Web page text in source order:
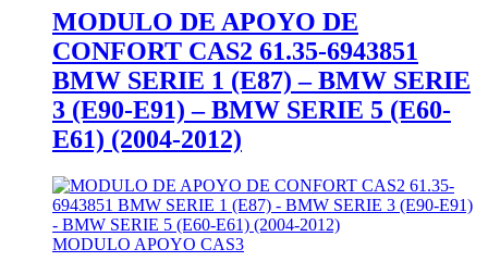
MODULO DE APOYO DE
CONFORT CAS2 61.35-6943851
BMW SERIE 1 (E87) – BMW SERIE
3 (E90-E91) – BMW SERIE 5 (E60-
E61) (2004-2012)
MODULO APOYO CAS3